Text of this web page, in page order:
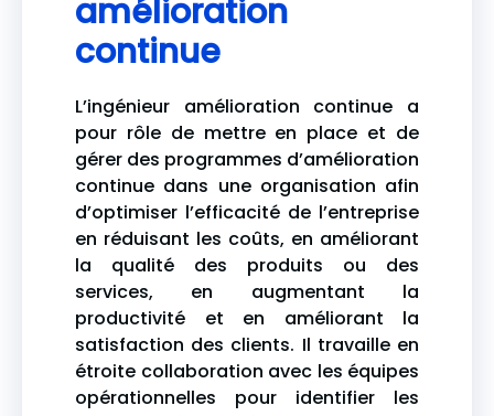
amélioration
continue
L’ingénieur amélioration continue a
pour rôle de mettre en place et de
gérer des programmes d’amélioration
continue dans une organisation afin
d’optimiser l’efficacité de l’entreprise
en réduisant les coûts, en améliorant
la qualité des produits ou des
services, en augmentant la
productivité et en améliorant la
satisfaction des clients. Il travaille en
étroite collaboration avec les équipes
opérationnelles pour identifier les